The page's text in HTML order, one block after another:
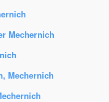
Mechernich
Mechernich